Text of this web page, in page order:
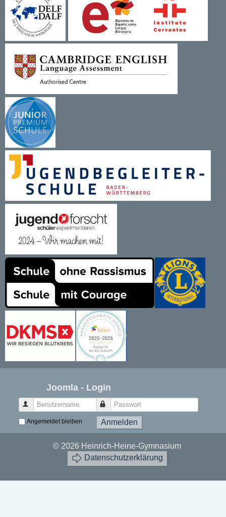
Joomla - Login
Benutzername Passwort
Angemeldet bleiben Anmelden
© 2026 Heinrich-Heine-Gymnasium
Datenschutzerklärung